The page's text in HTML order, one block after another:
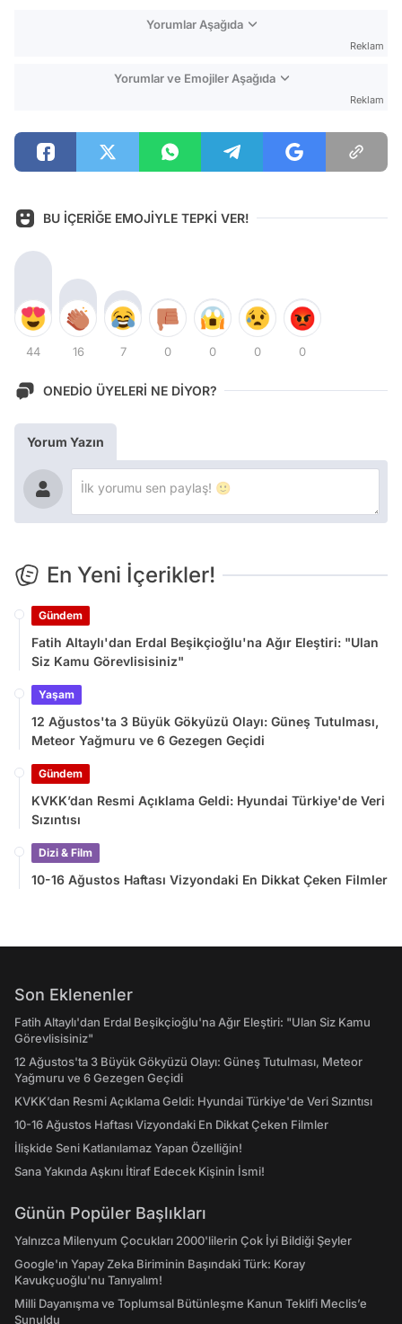
Yorumlar Aşağıda
Reklam
Yorumlar ve Emojiler Aşağıda
Reklam
BU İÇERİĞE EMOJİYLE TEPKİ VER!
44 16 7 0 0 0 0
ONEDİO ÜYELERİ NE DİYOR?
Yorum Yazın
En Yeni İçerikler!
Gündem
Fatih Altaylı'dan Erdal Beşikçioğlu'na Ağır Eleştiri: "Ulan
Siz Kamu Görevlisisiniz"
Yaşam
12 Ağustos'ta 3 Büyük Gökyüzü Olayı: Güneş Tutulması,
Meteor Yağmuru ve 6 Gezegen Geçidi
Gündem
KVKK’dan Resmi Açıklama Geldi: Hyundai Türkiye'de Veri
Sızıntısı
Dizi & Film
10-16 Ağustos Haftası Vizyondaki En Dikkat Çeken Filmler
Son Eklenenler
Fatih Altaylı'dan Erdal Beşikçioğlu'na Ağır Eleştiri: "Ulan Siz Kamu
Görevlisisiniz"
12 Ağustos'ta 3 Büyük Gökyüzü Olayı: Güneş Tutulması, Meteor
Yağmuru ve 6 Gezegen Geçidi
KVKK’dan Resmi Açıklama Geldi: Hyundai Türkiye'de Veri Sızıntısı
10-16 Ağustos Haftası Vizyondaki En Dikkat Çeken Filmler
İlişkide Seni Katlanılamaz Yapan Özelliğin!
Sana Yakında Aşkını İtiraf Edecek Kişinin İsmi!
Günün Popüler Başlıkları
Yalnızca Milenyum Çocukları 2000'lilerin Çok İyi Bildiği Şeyler
Google'ın Yapay Zeka Biriminin Başındaki Türk: Koray
Kavukçuoğlu'nu Tanıyalım!
Milli Dayanışma ve Toplumsal Bütünleşme Kanun Teklifi Meclis’e
Sunuldu